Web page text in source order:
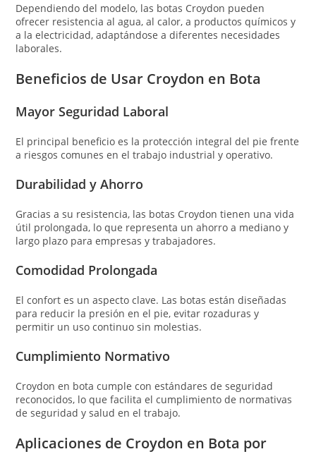
Dependiendo del modelo, las botas Croydon pueden
ofrecer resistencia al agua, al calor, a productos químicos y
a la electricidad, adaptándose a diferentes necesidades
laborales.
Beneficios de Usar Croydon en Bota
Mayor Seguridad Laboral
El principal beneficio es la protección integral del pie frente
a riesgos comunes en el trabajo industrial y operativo.
Durabilidad y Ahorro
Gracias a su resistencia, las botas Croydon tienen una vida
útil prolongada, lo que representa un ahorro a mediano y
largo plazo para empresas y trabajadores.
Comodidad Prolongada
El confort es un aspecto clave. Las botas están diseñadas
para reducir la presión en el pie, evitar rozaduras y
permitir un uso continuo sin molestias.
Cumplimiento Normativo
Croydon en bota cumple con estándares de seguridad
reconocidos, lo que facilita el cumplimiento de normativas
de seguridad y salud en el trabajo.
Aplicaciones de Croydon en Bota por